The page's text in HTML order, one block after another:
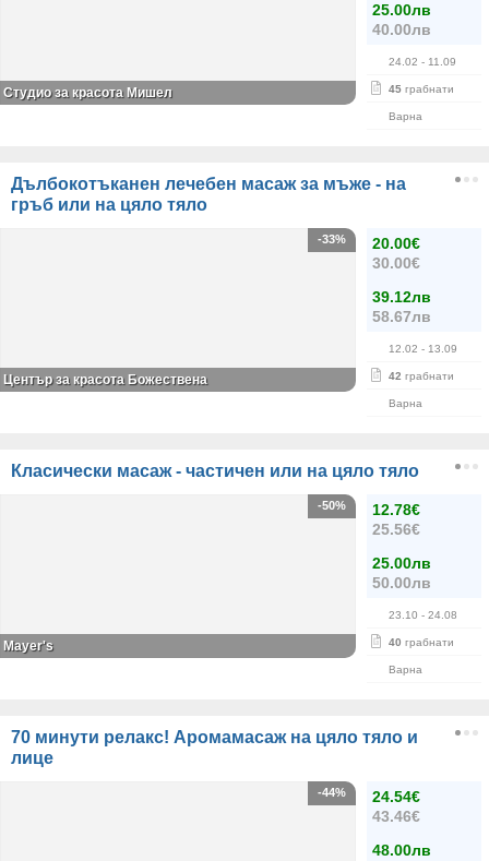
25.00лв
40.00лв
24.02 - 11.09
45 грабнати
Варна
Студио за красота Мишел
Дълбокотъканен лечебен масаж за мъже - на
гръб или на цяло тяло
20.00€
30.00€
39.12лв
58.67лв
12.02 - 13.09
42 грабнати
Варна
-33%
Център за красота Божествена
Класически масаж - частичен или на цяло тяло
12.78€
25.56€
25.00лв
50.00лв
23.10 - 24.08
40 грабнати
Варна
-50%
Mayer's
70 минути релакс! Аромамасаж на цяло тяло и
лице
24.54€
43.46€
48.00лв
-44%